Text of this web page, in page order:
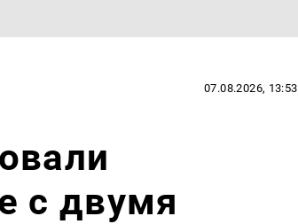
07.08.2026, 13:53
с двумя